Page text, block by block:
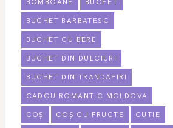
BOMBOANE BUCHET
BUCHET BARBATESC
BUCHET CU BERE
BUCHET DIN DULCIURI
BUCHET DIN TRANDAFIRI
CADOU ROMANTIC MOLDOVA
COȘ COȘ CU FRUCTE CUTIE